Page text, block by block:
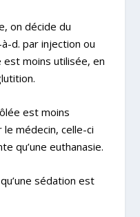
on décide du
d. par injection ou
moins utilisée, en
est moins
médecin, celle-ci
qu’une euthanasie.
sédation est